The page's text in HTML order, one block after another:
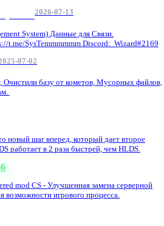
2026-07-13
System) Данные для Связи.
t.me/SysTemmmmmm Discord: Wizard#2169
07-02
Очистили базу от кометов, Мусорных файлов,
новый шаг вперед, который дает второе
работает в 2 раза быстрей, чем HLDS.
mod CS - Улучшенная замена серверной
игрового процесса.